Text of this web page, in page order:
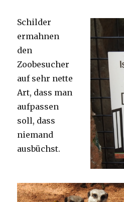
Schilder
ermahnen
den
Zoobesucher
auf sehr nette
Art, dass man
aufpassen
soll, dass
niemand
ausbüchst.